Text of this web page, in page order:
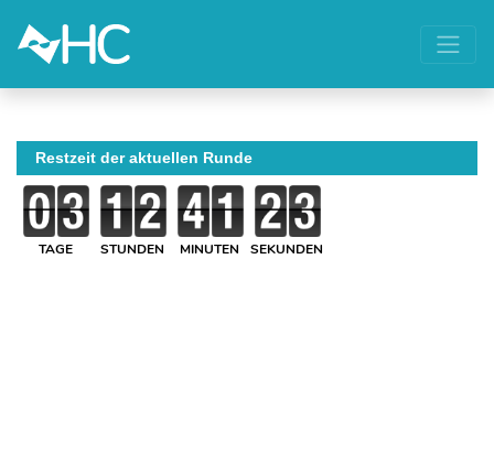
Restzeit der aktuellen Runde
TAGE STUNDEN MINUTEN SEKUNDEN